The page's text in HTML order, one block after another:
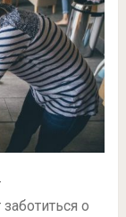
о